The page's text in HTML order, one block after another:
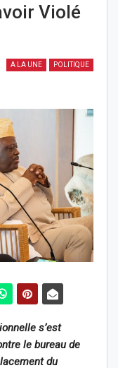
Violé
A LA UNE POLITIQUE
s’est
le bureau de
du